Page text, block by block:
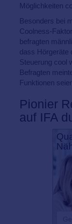
Möglichkeiten
Besonders bei
Coolness-
befragten
dass Hörgeräte
Steuerung cool
Befragten
Funktionen
Pionier
auf IFA